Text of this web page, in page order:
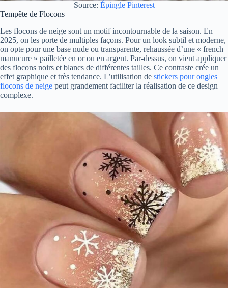
Source: Épingle Pinterest
Tempête de Flocons
Les flocons de neige sont un motif incontournable de la saison. En
2025, on les porte de multiples façons. Pour un look subtil et moderne,
on opte pour une base nude ou transparente, rehaussée d’une « french
manucure » pailletée en or ou en argent. Par-dessus, on vient appliquer
des flocons noirs et blancs de différentes tailles. Ce contraste crée un
effet graphique et très tendance. L’utilisation de stickers pour ongles
flocons de neige peut grandement faciliter la réalisation de ce design
complexe.